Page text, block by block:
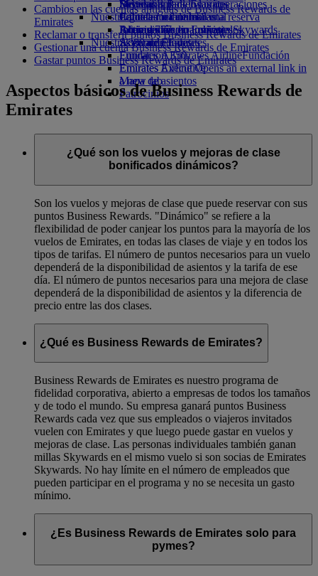
Bebidas
Nuestra flota
Boeing 777
A380 de Emirates
Emirates A350
Emirates Executive
Mapa de asientos
Diversión para los niños
Juguetes infantiles
Actividades para niños
Sostenibilidad en las operaciones
Política medioambiental
Informes medioambientales
Nuestras comunidades
Fundación Emirates AirlineFundación
Emirates Airline Opens an external link in
a new tab
Patrocinios
Skywards Rail
Calculadora de millas
Inicie sesión en Emirates Skywards
Skywards+
Móvil y app de Emirates
Cancelar o cambiar una reserva
Alteraciones en los viajes
Acerca de Emirates
Cambios en las cuentas antiguas de Business Rewards de
Emirates
Reclamar o transferir puntos Business Rewards de Emirates
Gestionar una cuenta Business Rewards de Emirates
Gastar puntos Business Rewards de Emirates
Aspectos básicos de Business Rewards de
Emirates
¿Qué son los vuelos y mejoras de clase
bonificados dinámicos?
Son los vuelos y mejoras de clase que puede reservar con sus
puntos Business Rewards. "Dinámico" se refiere a la
flexibilidad de poder canjear los puntos para la mayoría de los
vuelos de Emirates, en todas las clases de viaje y en todos los
tipos de tarifas. El número de puntos necesarios para un vuelo
dependerá de la disponibilidad de asientos y la tarifa de ese
día. El número de puntos necesarios para una mejora de clase
dependerá de la disponibilidad de asientos y la diferencia de
precio entre las dos clases.
¿Qué es Business Rewards de Emirates?
Business Rewards de Emirates es nuestro programa de
fidelidad corporativa, abierto a empresas de todos los tamaños
y de todo el mundo. Su empresa ganará puntos Business
Rewards cada vez que sus empleados o viajeros invitados
vuelen con Emirates y que luego puede gastar en vuelos y
mejoras de clase. Las personas individuales también ganan
millas Skywards en el mismo vuelo si son socias de Emirates
Skywards. No hay límite en el número de empleados que
pueden participar en el programa y no se necesita un gasto
mínimo.
¿Es Business Rewards de Emirates solo para
pymes?